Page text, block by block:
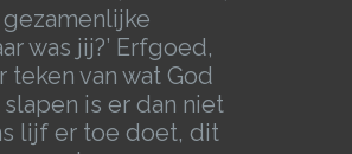
was jij?’ Erfgoed,
van wat God
is er dan niet
lijf er toe doet, dit